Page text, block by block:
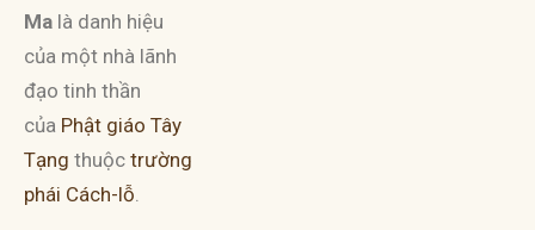
Ma là danh hiệu
của một nhà lãnh
đạo tinh thần
của Phật giáo Tây
Tạng thuộc trường
phái Cách-lỗ.